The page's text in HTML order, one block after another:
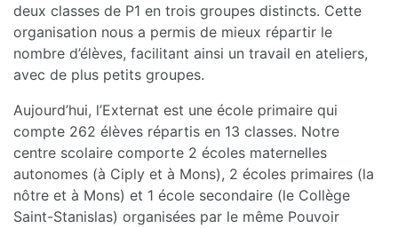
deux classes de P1 en trois groupes distincts. Cette
organisation nous a permis de mieux répartir le
nombre d’élèves, facilitant ainsi un travail en ateliers,
avec de plus petits groupes.
Aujourd’hui, l’Externat est une école primaire qui
compte 262 élèves répartis en 13 classes. Notre
centre scolaire comporte 2 écoles maternelles
autonomes (à Ciply et à Mons), 2 écoles primaires (la
nôtre et à Mons) et 1 école secondaire (le Collège
Saint-Stanislas) organisées par le même Pouvoir